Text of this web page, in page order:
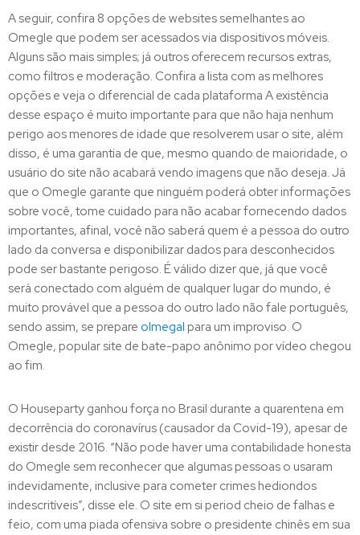
A seguir, confira 8 opções de websites semelhantes ao
Omegle que podem ser acessados via dispositivos móveis.
Alguns são mais simples; já outros oferecem recursos extras,
como filtros e moderação. Confira a lista com as melhores
opções e veja o diferencial de cada plataforma A existência
desse espaço é muito importante para que não haja nenhum
perigo aos menores de idade que resolverem usar o site, além
disso, é uma garantia de que, mesmo quando de maioridade, o
usuário do site não acabará vendo imagens que não deseja. Já
que o Omegle garante que ninguém poderá obter informações
sobre você, tome cuidado para não acabar fornecendo dados
importantes, afinal, você não saberá quem é a pessoa do outro
lado da conversa e disponibilizar dados para desconhecidos
pode ser bastante perigoso. É válido dizer que, já que você
será conectado com alguém de qualquer lugar do mundo, é
muito provável que a pessoa do outro lado não fale português,
sendo assim, se prepare olmegal para um improviso. O
Omegle, popular site de bate-papo anônimo por vídeo chegou
ao fim.
O Houseparty ganhou força no Brasil durante a quarentena em
decorrência do coronavírus (causador da Covid-19), apesar de
existir desde 2016. “Não pode haver uma contabilidade honesta
do Omegle sem reconhecer que algumas pessoas o usaram
indevidamente, inclusive para cometer crimes hediondos
indescritíveis”, disse ele. O site em si period cheio de falhas e
feio, com uma piada ofensiva sobre o presidente chinês em sua